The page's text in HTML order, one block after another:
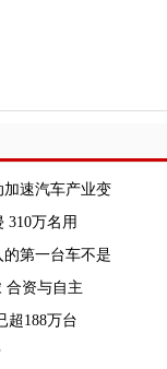
速汽车产业变
310万名用
第一台车不是
合资与自主
超188万台